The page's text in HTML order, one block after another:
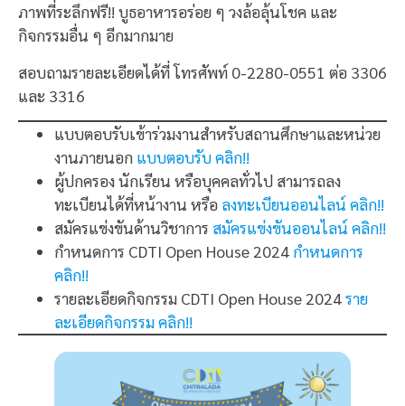
ภาพที่ระลึกฟรี!! บูธอาหารอร่อย ๆ วงล้อลุ้นโชค และ
กิจกรรมอื่น ๆ อีกมากมาย
สอบถามรายละเอียดได้ที่ โทรศัพท์ 0-2280-0551 ต่อ 3306
และ 3316
แบบตอบรับเข้าร่วมงานสำหรับสถานศึกษาและหน่วย
งานภายนอก แบบตอบรับ คลิก!!
ผู้ปกครอง นักเรียน หรือบุคคลทั่วไป สามารถลง
ทะเบียนได้ที่หน้างาน หรือ ลงทะเบียนออนไลน์ คลิก!!
สมัครแข่งขันด้านวิชาการ สมัครแข่งขันออนไลน์ คลิก!!
กำหนดการ CDTI Open House 2024 กำหนดการ
คลิก!!
รายละเอียดกิจกรรม CDTI Open House 2024ราย
ละเอียดกิจกรรม คลิก!!